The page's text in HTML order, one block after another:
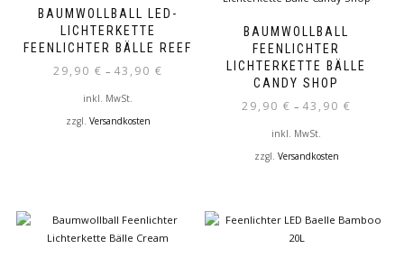
Varianten
auf.
Die
können
auf
der
Varianten
auf.
Die
Optionen
können
Produktseite
gewählt
BAUMWOLLBALL LED-
LICHTERKETTE
FEENLICHTER BÄLLE REEF
29,90 € – 43,90 €
inkl. MwSt.
zzgl. Versandkosten
BAUMWOLLBALL
FEENLICHTER
LICHTERKETTE BÄLLE
CANDY SHOP
29,90 € – 43,90 €
inkl. MwSt.
zzgl. Versandkosten